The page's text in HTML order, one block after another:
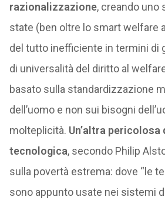
razionalizzazione, creando uno
state (ben oltre lo smart welfare
del tutto inefficiente in termini di
di universalità del diritto al
basato sulla standardizzazione
dell’uomo e non sui bisogni
molteplicità. Un’altra pericolosa
tecnologica, secondo Philip
sulla povertà estrema: dove “le
sono appunto usate nei sistemi